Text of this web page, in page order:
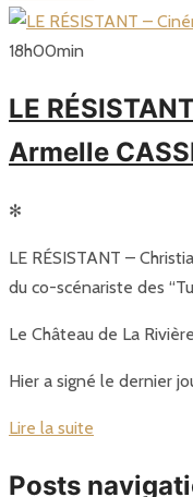
18h00min
LE
Armelle
✻
LE RÉSISTANT –
du co-scénariste des
Le Château de La
Hier a signé le dernier
Lire la suite
Posts